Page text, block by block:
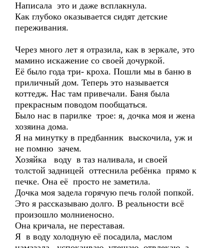
Написала это и даже всплакнула.
Как глубоко оказывается сидят детские
переживания.
Через много лет я отразила, как в зеркале, это
мамино искажение со своей дочуркой.
Её было года три- кроха. Пошли мы в баню в
приличный дом. Теперь это называется
коттедж. Нас там привечали. Баня была
прекрасным поводом пообщаться.
Было нас в парилке трое: я, дочка моя и жена
хозяина дома.
Я на минутку в предбанник выскочила, уж и
не помню зачем.
Хозяйка воду в таз наливала, и своей
толстой задницей оттеснила ребёнка прямо к
печке. Она её просто не заметила.
Дочка моя задела горячую печь голой попкой.
Это я рассказываю долго. В реальности всё
произошло молниеносно.
Она кричала, не переставая.
Я в воду холодную её посадила, маслом